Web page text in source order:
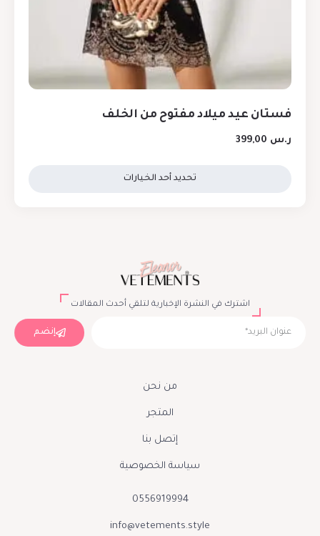
فستان عيد ميلاد مفتوح من الخلف
ر.س
تحديد أحد الخيارات
اشترك في النشرة الإخبارية لتلقي أحدث المقالات
إنضم
من نحن
المتجر
إتصل بنا
سياسة الخصوصية
0556919994
info@vetements.style